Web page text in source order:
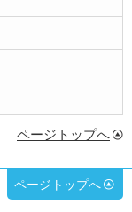
ページトップへ
ページトップへ